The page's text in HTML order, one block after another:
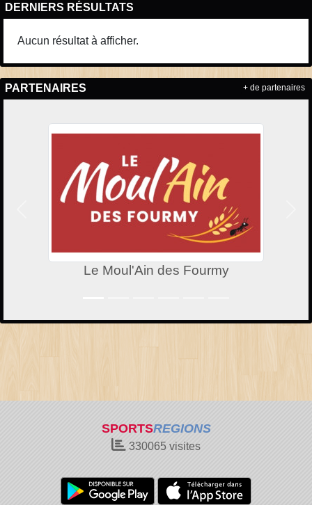
DERNIERS RÉSULTATS
Aucun résultat à afficher.
PARTENAIRES
Le Moul'Ain des Fourmy
+ de partenaires
SPORTSREGIONS
330065 visites